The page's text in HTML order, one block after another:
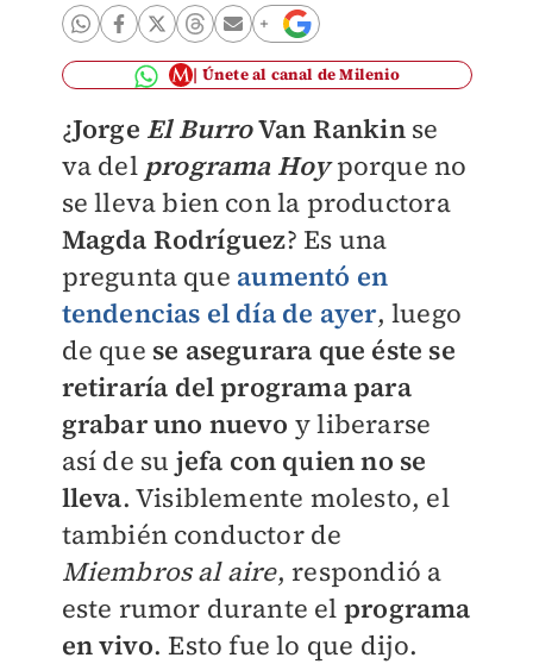
Únete al canal de Milenio
¿Jorge El BurroVan Rankinse
va del programa Hoyporque no
se lleva bien con la productora
Magda Rodríguez? Es una
pregunta que aumentó en
tendencias el día de ayer, luego
de que se asegurara que éste se
retiraría del programa para
grabar uno nuevo y liberarse
así de su jefa con quien no se
lleva. Visiblemente molesto, el
también conductor de
Miembros al aire, respondió a
este rumor durante el programa
en vivo. Esto fue lo que dijo.